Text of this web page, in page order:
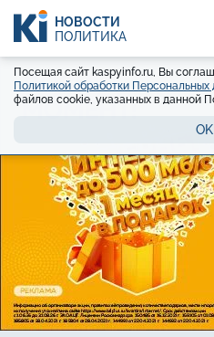
НОВОСТИ
ПОЛИТИКА
Посещая сайт kaspyinfo.ru, Вы
Политикой обработки Персональных
файлов cookie, указанных в данной
OK